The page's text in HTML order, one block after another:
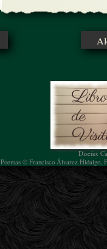
Diseño:
Poemas © Francisco Álvarez Hidalgo,